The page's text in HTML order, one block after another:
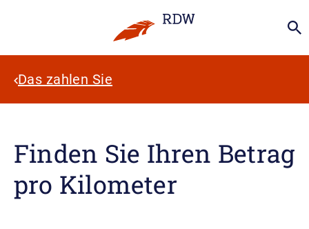
Das zahlen Sie
Finden Sie Ihren Betrag
pro Kilometer